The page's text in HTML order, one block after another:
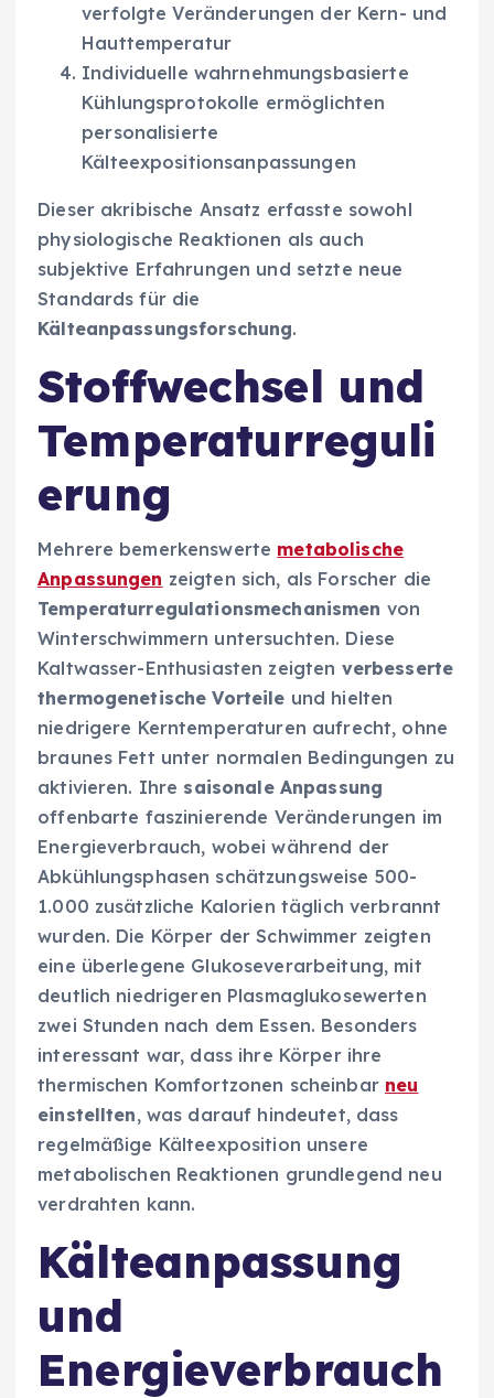
verfolgte Veränderungen der Kern- und
Hauttemperatur
Individuelle wahrnehmungsbasierte
Kühlungsprotokolle ermöglichten
personalisierte
Kälteexpositionsanpassungen
Dieser akribische Ansatz erfasste sowohl
physiologische Reaktionen als auch
subjektive Erfahrungen und setzte neue
Standards für die
Kälteanpassungsforschung.
Stoffwechsel und
Temperaturreguli
erung
Mehrere bemerkenswerte metabolische
Anpassungen zeigten sich, als Forscher die
Temperaturregulationsmechanismen von
Winterschwimmern untersuchten. Diese
Kaltwasser-Enthusiasten zeigten verbesserte
thermogenetische Vorteile und hielten
niedrigere Kerntemperaturen aufrecht, ohne
braunes Fett unter normalen Bedingungen zu
aktivieren. Ihre saisonale Anpassung
offenbarte faszinierende Veränderungen im
Energieverbrauch, wobei während der
Abkühlungsphasen schätzungsweise 500-
1.000 zusätzliche Kalorien täglich verbrannt
wurden. Die Körper der Schwimmer zeigten
eine überlegene Glukoseverarbeitung, mit
deutlich niedrigeren Plasmaglukosewerten
zwei Stunden nach dem Essen. Besonders
interessant war, dass ihre Körper ihre
thermischen Komfortzonen scheinbar neu
einstellten, was darauf hindeutet, dass
regelmäßige Kälteexposition unsere
metabolischen Reaktionen grundlegend neu
verdrahten kann.
Kälteanpassung
und
Energieverbrauch